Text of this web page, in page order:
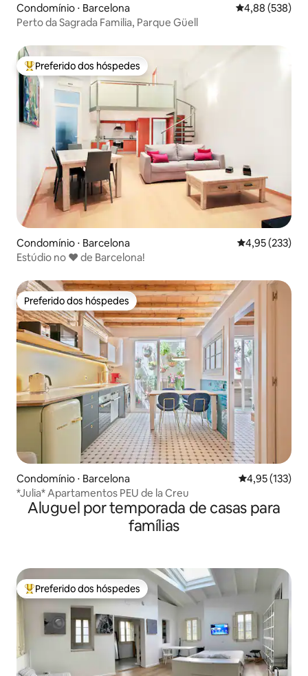
Condomínio ⋅ Barcelona 4,88 de uma
4,88 (538)
Perto da Sagrada Familia, Parque Güell
Entre os melhores preferidos dos hóspedes
Preferido dos hóspedes
Condomínio ⋅ Barcelona 4,95 de uma
4,95 (233)
Estúdio no ♥ de Barcelona!
Preferido dos hóspedes
Preferido dos hóspedes
Condomínio ⋅ Barcelona 4,95 de uma
4,95 (133)
*Julia* Apartamentos PEU de la Creu
Aluguel por temporada de casas para
famílias
Entre os melhores preferidos dos hóspedes
Preferido dos hóspedes